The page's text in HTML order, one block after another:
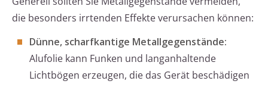
die besonders irrtenden Effekte verursachen können:
Dünne, scharfkantige Metallgegenstände:
Alufolie kann Funken und langanhaltende
Lichtbögen erzeugen, die das Gerät beschädigen